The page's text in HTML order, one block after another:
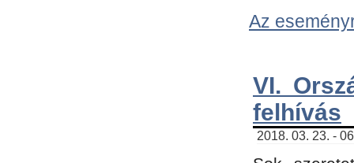
Az
VI.
felhívás
2018. 03. 23. -